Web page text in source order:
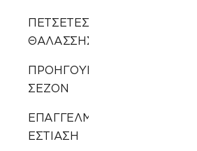
ΠΕΤΣΕΤΕΣ
ΘΑΛΑΣΣΗΣ
ΠΡΟΗΓΟΥΜΕΝΩΝ
ΣΕΖΟΝ
ΕΠΑΓΓΕΛΜΑΤΙΚΗ
ΕΣΤΙΑΣΗ